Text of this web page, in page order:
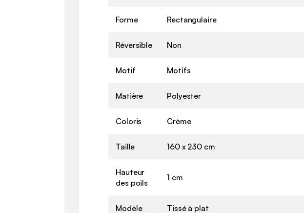
Forme Rectangulaire
Réversible Non
Motif Motifs
Matière Polyester
Coloris Crème
Taille 160 x 230 cm
Hauteur
des poils
1 cm
Modèle Tissé à plat